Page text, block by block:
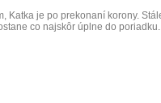
Katka je po prekonaní korony.
co najskôr úplne do poriadku.